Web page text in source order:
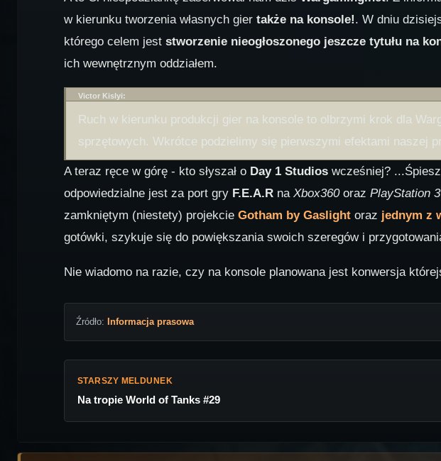
w kierunku tworzenia własnych gier także na konsole!. W dniu
którego celem jest stworzenie nieogłoszonego jeszcze tytułu na
ich wewnętrznym oddziałem.
Victor Kislyi:
Ruch w kierunku produkcji gier na konsole to olbrzymi krok dla
sprzętowych. Wkrótce podzielimy się pierwszymi efektami naszej
A teraz ręce w górę - kto słyszał o Day 1 Studioswcześniej?
odpowiedzialne jest za port gry F.E.A.RnaXbox360oraz PlayStation 3
zamkniętym (niestety) projekcie Gotham by Gaslightoraz jednym z
gotówki, szykuje się do powiększania swoich szeregów i
Nie wiadomo na razie, czy na konsole planowana jest konwersja
Źródło: Informacja prasowa
STARSZY MELDUNEK
Na tropie World of Tanks #29